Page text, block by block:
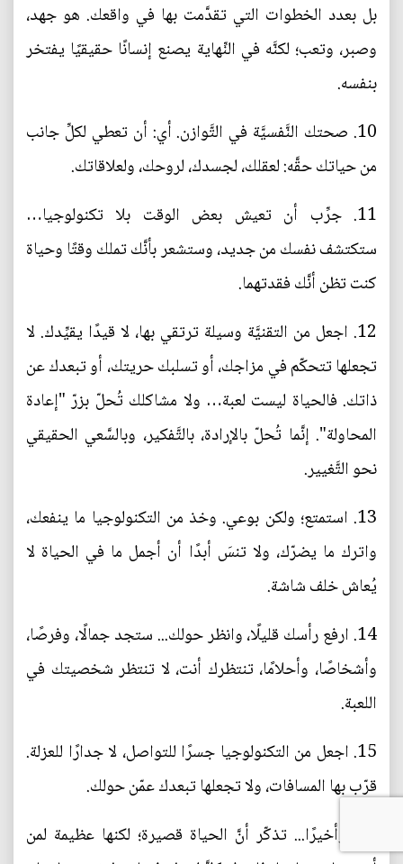
بل بعدد الخطوات التي تقدَّمت بها في واقعك. هو جهد،
وصبر، وتعب؛ لكنَّه في النِّهاية يصنع إنسانًا حقيقيًا يفتخر
بنفسه.
10. صحتك النَّفسيَّة في التَّوازن. أي: أن تعطي لكلِّ جانب
من حياتك حقَّه: لعقلك، لجسدك، لروحك، ولعلاقاتك.
11. جرِّب أن تعيش بعض الوقت بلا تكنولوجيا…
ستكتشف نفسك من جديد، وستشعر بأنَّك تملك وقتًا وحياة
كنت تظن أنَّك فقدتهما.
12. اجعل من التقنيَّة وسيلة ترتقي بها، لا قيدًا يقيِّدك. لا
تجعلها تتحكّم في مزاجك، أو تسلبك حريتك، أو تبعدك عن
ذاتك. فالحياة ليست لعبة… ولا مشاكلك تُحلّ بزرّ "إعادة
المحاولة". إنَّما تُحلّ بالإرادة، بالتَّفكير، وبالسَّعي الحقيقي
نحو التَّغيير.
13. استمتع؛ ولكن بوعي. وخذ من التكنولوجيا ما ينفعك،
واترك ما يضرّك، ولا تنسَ أبدًا أن أجمل ما في الحياة لا
يُعاش خلف شاشة.
14. ارفع رأسك قليلًا، وانظر حولك... ستجد جمالًا، وفرصًا،
وأشخاصًا، وأحلامًا، تنتظرك أنت، لا تنتظر شخصيتك في
اللعبة.
15. اجعل من التكنولوجيا جسرًا للتواصل، لا جدارًا للعزلة.
قرّب بها المسافات، ولا تجعلها تبعدك عمّن حولك.
16. وأخيرًا... تذكّر أنَّ الحياة قصيرة؛ لكنها عظيمة لمن